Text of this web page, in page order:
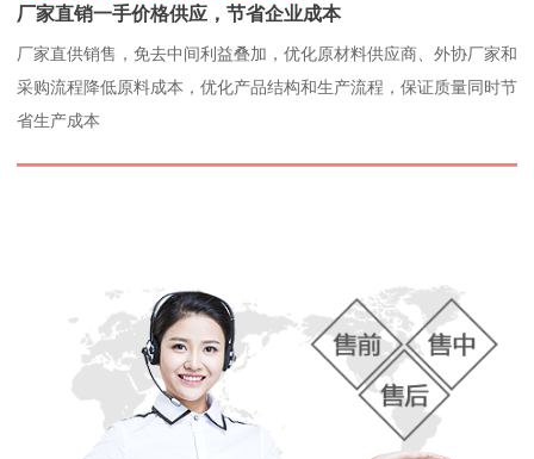
厂家直销一手价格供应，节省企业成本
厂家直供销售，免去中间利益叠加，优化原材料供应商、外协厂家和
采购流程降低原料成本，优化产品结构和生产流程，保证质量同时节
省生产成本